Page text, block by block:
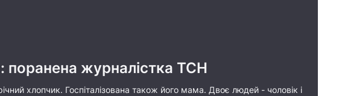
поранена журналістка ТСН
хлопчик. Госпіталізована також його мама. Двоє людей - чоловік і